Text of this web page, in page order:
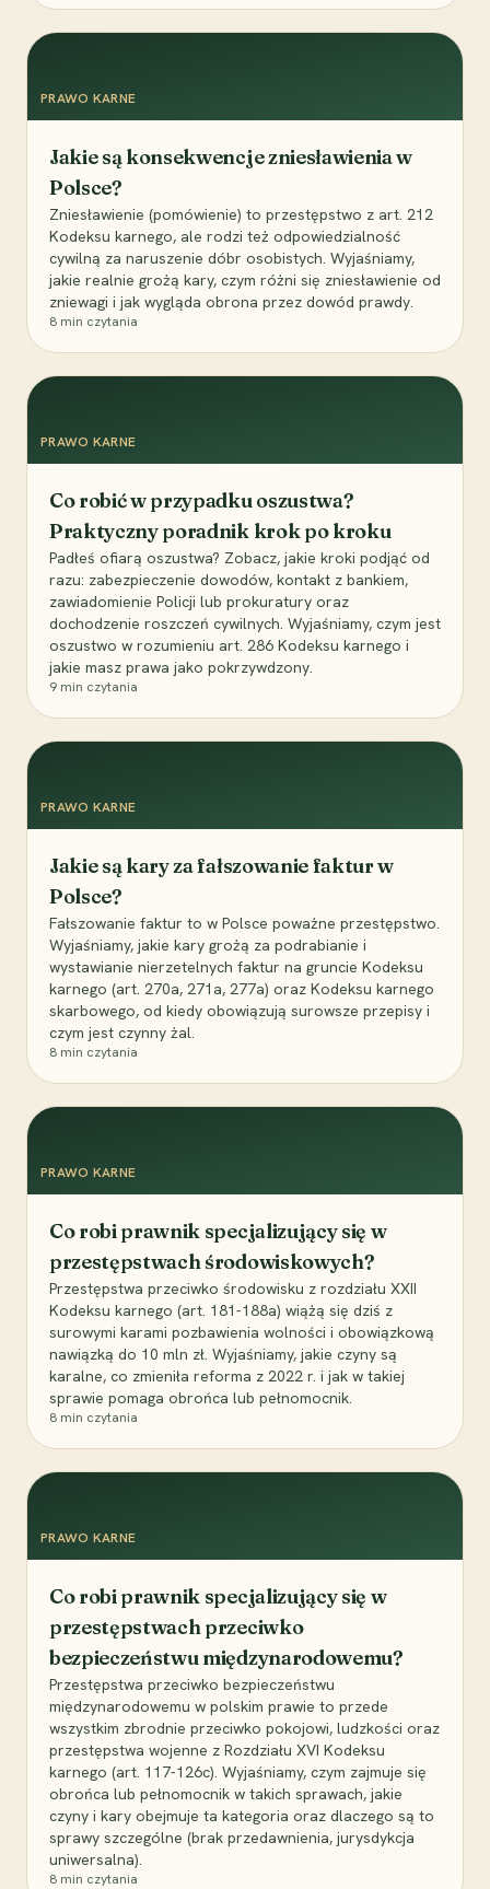
PRAWO KARNE
Jakie są konsekwencje zniesławienia w
Polsce?
Zniesławienie (pomówienie) to przestępstwo z art. 212
Kodeksu karnego, ale rodzi też odpowiedzialność
cywilną za naruszenie dóbr osobistych. Wyjaśniamy,
jakie realnie grożą kary, czym różni się zniesławienie od
zniewagi i jak wygląda obrona przez dowód prawdy.
8 min czytania
PRAWO KARNE
Co robić w przypadku oszustwa?
Praktyczny poradnik krok po kroku
Padłeś ofiarą oszustwa? Zobacz, jakie kroki podjąć od
razu: zabezpieczenie dowodów, kontakt z bankiem,
zawiadomienie Policji lub prokuratury oraz
dochodzenie roszczeń cywilnych. Wyjaśniamy, czym jest
oszustwo w rozumieniu art. 286 Kodeksu karnego i
jakie masz prawa jako pokrzywdzony.
9 min czytania
PRAWO KARNE
Jakie są kary za fałszowanie faktur w
Polsce?
Fałszowanie faktur to w Polsce poważne przestępstwo.
Wyjaśniamy, jakie kary grożą za podrabianie i
wystawianie nierzetelnych faktur na gruncie Kodeksu
karnego (art. 270a, 271a, 277a) oraz Kodeksu karnego
skarbowego, od kiedy obowiązują surowsze przepisy i
czym jest czynny żal.
8 min czytania
PRAWO KARNE
Co robi prawnik specjalizujący się w
przestępstwach środowiskowych?
Przestępstwa przeciwko środowisku z rozdziału XXII
Kodeksu karnego (art. 181-188a) wiążą się dziś z
surowymi karami pozbawienia wolności i obowiązkową
nawiązką do 10 mln zł. Wyjaśniamy, jakie czyny są
karalne, co zmieniła reforma z 2022 r. i jak w takiej
sprawie pomaga obrońca lub pełnomocnik.
8 min czytania
PRAWO KARNE
Co robi prawnik specjalizujący się w
przestępstwach przeciwko
bezpieczeństwu międzynarodowemu?
Przestępstwa przeciwko bezpieczeństwu
międzynarodowemu w polskim prawie to przede
wszystkim zbrodnie przeciwko pokojowi, ludzkości oraz
przestępstwa wojenne z Rozdziału XVI Kodeksu
karnego (art. 117-126c). Wyjaśniamy, czym zajmuje się
obrońca lub pełnomocnik w takich sprawach, jakie
czyny i kary obejmuje ta kategoria oraz dlaczego są to
sprawy szczególne (brak przedawnienia, jurysdykcja
uniwersalna).
8 min czytania